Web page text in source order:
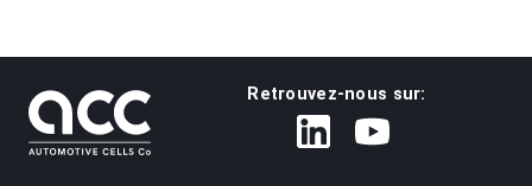
Retrouvez-nous sur: